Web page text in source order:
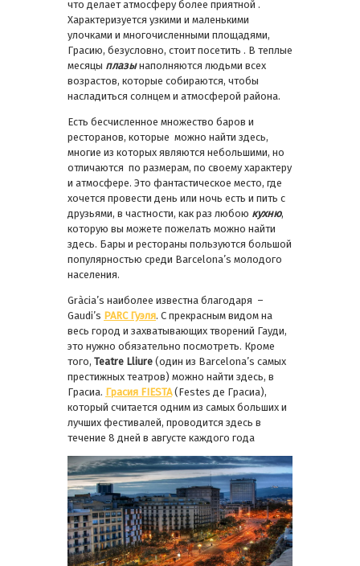
что делает атмосферу более приятной .
Характеризуется узкими и маленькими
улочками и многочисленными площадями,
Грасию, безусловно, стоит посетить . В теплые
месяцы плазынаполняются людьми всех
возрастов, которые собираются, чтобы
насладиться солнцем и атмосферой района.
Есть бесчисленное множество баров и
ресторанов, которые можно найти здесь,
многие из которых являются небольшими, но
отличаются по размерам, по своему характеру
и атмосфере. Это фантастическое место, где
хочется провести день или ночь есть и пить с
друзьями, в частности, как раз любою кухню,
которую вы можете пожелать можно найти
здесь. Бары и рестораны пользуются большой
популярностью среди Barcelona’s молодого
населения.
Gràcia’s наиболее известна благодаря –
Gaudi’s PARCГуэля. С прекрасным видом на
весь город и захватывающих творений Гауди,
это нужно обязательно посмотреть. Кроме
того, Teatre Lliure (один из Barcelona’s самых
престижных театров) можно найти здесь, в
Грасиа. Грасия FIESTA(Festes де Грасиа),
который считается одним из самых больших и
лучших фестивалей, проводится здесь в
течение 8 дней в августе каждого года